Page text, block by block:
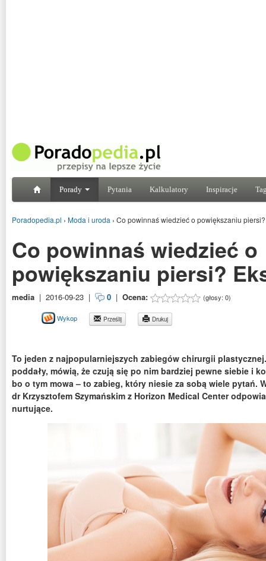
Porady Pytania Kalkulatory Inspiracje
Poradopedia.pl › Moda i uroda › Co powinnaś wiedzieć o powiększaniu
Co powinnaś wiedzieć o
powiększaniu piersi?
media | 2016-09-23 | 0 | Ocena: (głosy: 0)
Wykop Prześlij Drukuj
To jeden z najpopularniejszych zabiegów chirurgii
poddały, mówią, że czują się po nim bardziej pewne siebie i
bo o tym mowa – to zabieg, który niesie za sobą wiele pytań.
dr Krzysztofem Szymańskim z Horizon Medical Center
nurtujące.